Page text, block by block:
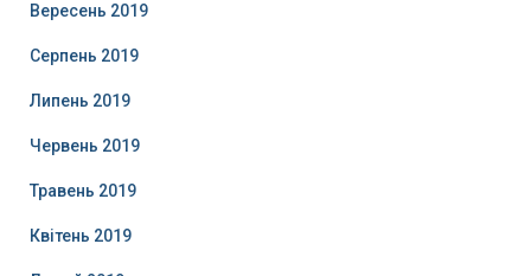
Вересень 2019
Серпень 2019
Липень 2019
Червень 2019
Травень 2019
Квітень 2019